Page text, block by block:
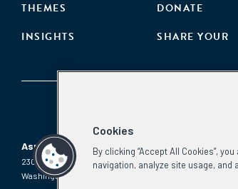
THEMES
INSIGHTS
DONATE
SHARE YOUR
Aspen Network of Development Entrepreneurs
2300 N St. NW, #700
Washington, DC 20037
Phone: (202) 736-
Cookies
By clicking “Accept All Cookies”,
navigation, analyze site usage,